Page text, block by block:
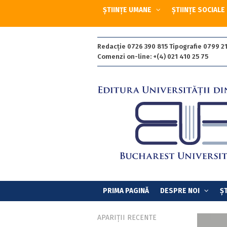
ȘTIINȚE UMANE ȘTIINȚE SOCIALE
Redacție 0726 390 815 Tipografie 0799
Comenzi on-line: +(4) 021 410 25 75
PRIMA PAGINĂ DESPRE NOI
APARIȚII RECENTE